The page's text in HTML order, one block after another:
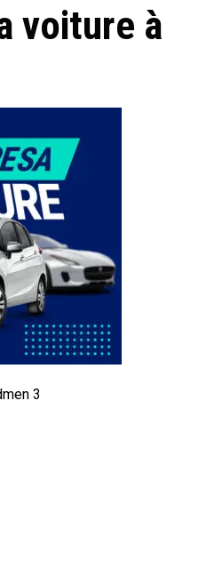
voiture à
3